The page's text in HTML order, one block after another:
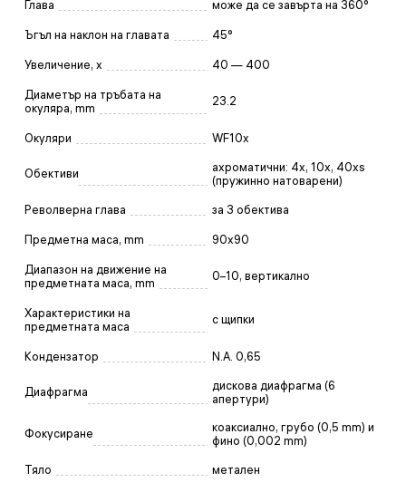
Глава може да се завърта на 360°
Ъгъл на наклон на главата 45°
Увеличение, x 40 — 400
Диаметър на тръбата на
окуляра, mm
23.2
Окуляри WF10x
Обективи
ахроматични: 4x, 10x, 40xs
(пружинно натоварени)
Револверна глава за 3 обектива
Предметна маса, mm 90x90
Диапазон на движение на
предметната маса, mm
0–10, вертикално
Характеристики на
предметната маса
с щипки
Кондензатор N.A. 0,65
Диафрагма
дискова диафрагма (6
апертури)
Фокусиране
коаксиално, грубо (0,5 mm) и
фино (0,002 mm)
Тяло метален